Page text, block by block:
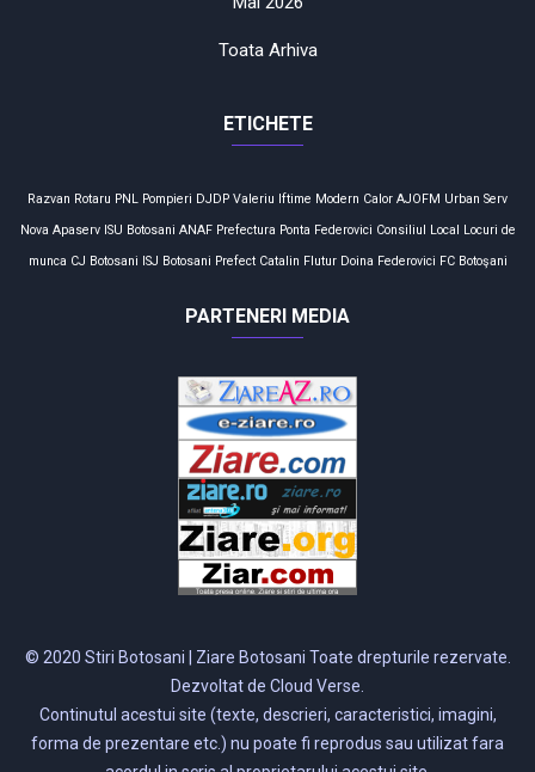
Toata Arhiva
ETICHETE
Razvan Rotaru PNL Pompieri DJDP Valeriu Iftime Modern Calor AJOFM Urban Serv
Nova Apaserv ISU Botosani ANAF Prefectura Ponta Federovici Consiliul Local Locuri de
munca CJ Botosani ISJ Botosani Prefect Catalin Flutur Doina Federovici FC Botoşani
PARTENERI MEDIA
© 2020 Stiri Botosani | Ziare Botosani Toate drepturile rezervate.
Dezvoltat de Cloud Verse.
Continutul acestui site (texte, descrieri, caracteristici, imagini,
forma de prezentare etc.) nu poate fi reprodus sau utilizat fara